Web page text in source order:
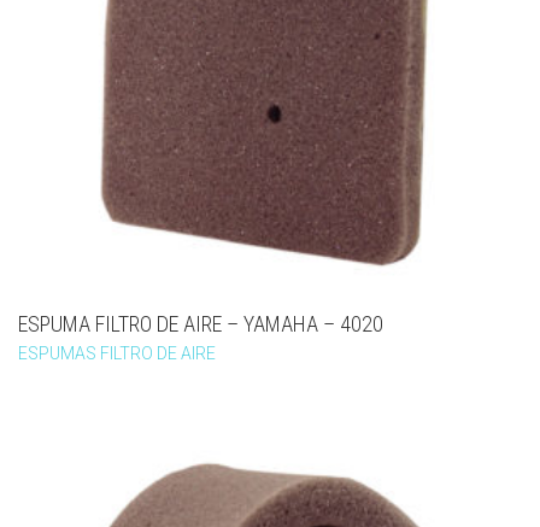
ESPUMA FILTRO DE AIRE – YAMAHA – 4020
ESPUMAS FILTRO DE AIRE